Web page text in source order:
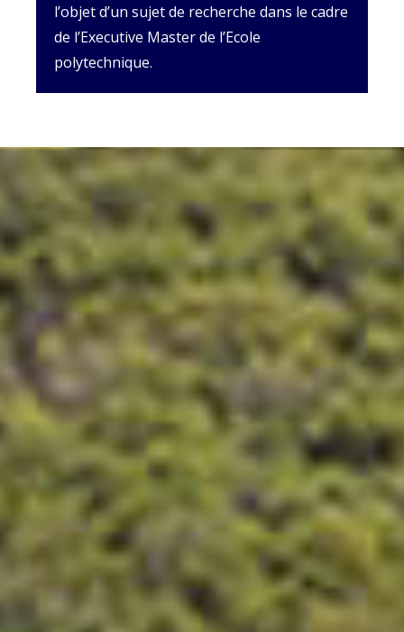
l’objet d’un sujet de recherche dans le cadre
de l’Executive Master de l’Ecole
polytechnique.